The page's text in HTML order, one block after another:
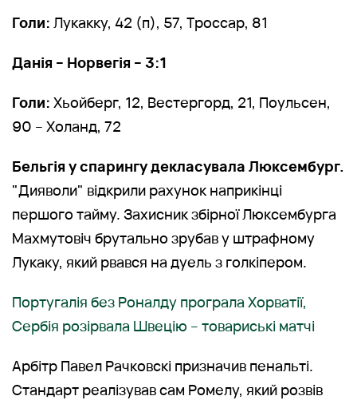
Голи: Лукакку, 42 (п), 57, Троссар, 81
Данія – Норвегія – 3:1
Голи: Хьойберг, 12, Вестергорд, 21, Поульсен,
90 – Холанд, 72
Бельгія у спарингу декласувала Люксембург.
"Дияволи" відкрили рахунок наприкінці
першого тайму. Захисник збірної Люксембурга
Махмутовіч брутально зрубав у штрафному
Лукаку, який рвався на дуель з голкіпером.
Португалія без Роналду програла Хорватії,
Сербія розірвала Швецію – товариські матчі
Арбітр Павел Рачковскі призначив пенальті.
Стандарт реалізував сам Ромелу, який розвів